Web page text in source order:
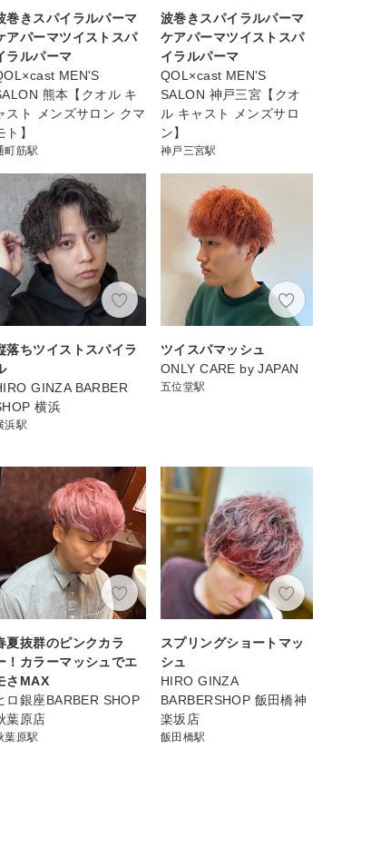
巻きスパイラルパーマ
アパーマツイストスパ
ラルパーマ
MEN'S
熊本【クオル キ
スト メンズサロン クマ
ト】
町筋駅
波巻きスパイラルパーマ
ケアパーマツイストスパ
イラルパーマ
QOL×cast MEN'S
SALON 神戸三宮【クオ
ル キャスト メンズサロ
ン】
神戸三宮駅
落ちツイストスパイラ
GINZA BARBER
横浜
浜駅
ツイスパマッシュ
ONLY CARE by JAPAN
五位堂駅
夏抜群のピンクカラ
！カラーマッシュでエ
さMAX
ロ銀座BARBER SHOP
葉原店
葉原駅
スプリングショートマッ
シュ
HIRO GINZA
BARBERSHOP 飯田橋神
楽坂店
飯田橋駅